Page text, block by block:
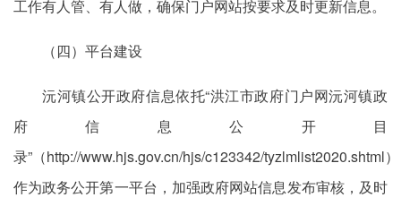
工作有人管、有人做，确保门户网站按要求及时更新信息。
（四）平台建设
沅河镇公开政府信息依托“洪江市政府门户网沅河镇政
府信息公开目
录”（http://www.hjs.gov.cn/hjs/c123342/tyzlmlist2020.shtml）
作为政务公开第一平台，加强政府网站信息发布审核，及时